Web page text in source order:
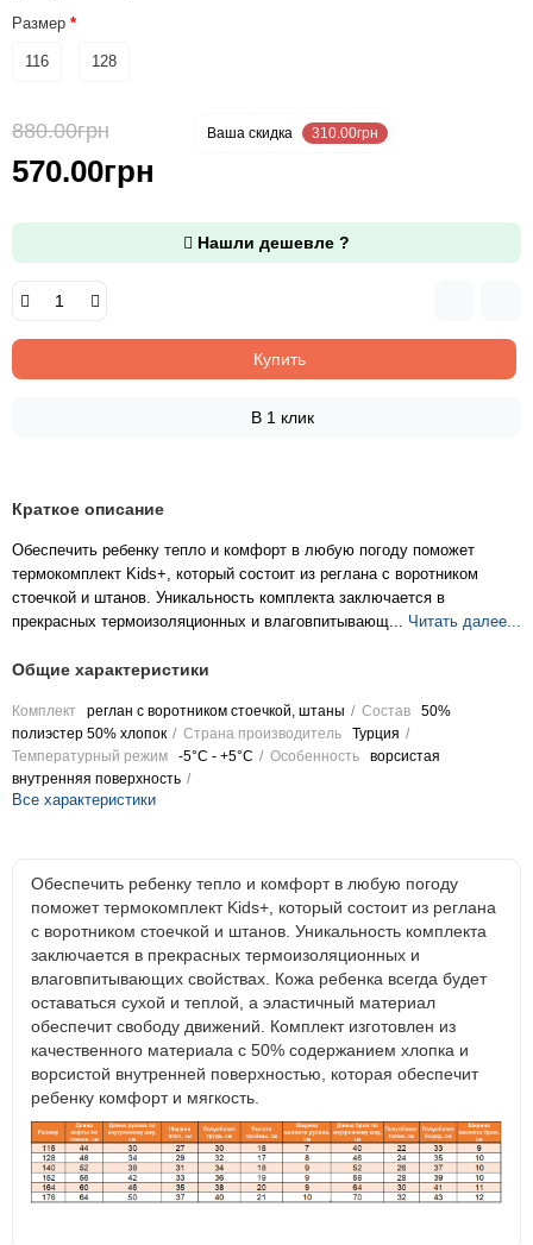
Размер
116 128
880.00грн Ваша cкидка 310.00грн
570.00грн
Нашли дешевле ?
Купить
В 1 клик
Краткое описание
Обеспечить ребенку тепло и комфорт в любую погоду поможет
термокомплект Kids+, который состоит из реглана с воротником
стоечкой и штанов. Уникальность комплекта заключается в
прекрасных термоизоляционных и влаговпитывающ... Читать далее...
Общие характеристики
Комплект реглан с воротником стоечкой, штаны Состав
50%
полиэстер 50% хлопок
Страна производитель
Турция
Температурный режим
-5°C - +5°C Особенность
ворсистая
внутренняя поверхность
Все характеристики
Обеспечить ребенку тепло и комфорт в любую погоду
поможет термокомплект Kids+, который состоит из реглана
с воротником стоечкой и штанов. Уникальность комплекта
заключается в прекрасных термоизоляционных и
влаговпитывающих свойствах. Кожа ребенка всегда будет
оставаться сухой и теплой, а эластичный материал
обеспечит свободу движений. Комплект изготовлен из
качественного материала с 50% содержанием хлопка и
ворсистой внутренней поверхностью, которая обеспечит
ребенку комфорт и мягкость.